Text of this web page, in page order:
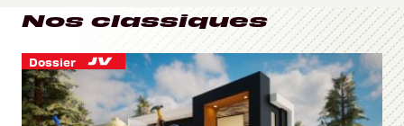
Nos classiques
Dossier